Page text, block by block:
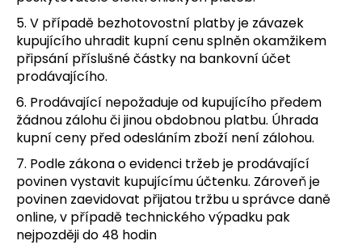
5. V případě bezhotovostní platby je závazek
kupujícího uhradit kupní cenu splněn okamžikem
připsání příslušné částky na bankovní účet
prodávajícího.
6. Prodávající nepožaduje od kupujícího předem
žádnou zálohu či jinou obdobnou platbu. Úhrada
kupní ceny před odesláním zboží není zálohou.
7. Podle zákona o evidenci tržeb je prodávající
povinen vystavit kupujícímu účtenku. Zároveň je
povinen zaevidovat přijatou tržbu u správce daně
online, v případě technického výpadku pak
nejpozději do 48 hodin